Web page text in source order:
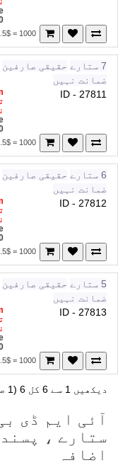
1000 = 224.5$
7 ستارے حقیقی صارفین
ضمانت نہیں
ID - 27811
1000 = 224.5$
6 ستارے حقیقی صارفین
ضمانت نہیں
ID - 27812
1000 = 224.5$
5 ستارے حقیقی صارفین
ضمانت نہیں
ID - 27813
1000 = 224.5$
دیکھیں 1 سے 6 کل 6 (1 صفحے)
آئی ایم ڈی
ستارے ،
اضافہ